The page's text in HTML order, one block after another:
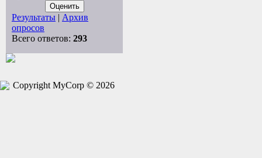
Результаты | Архив
опросов
Всего ответов: 293
Copyright MyCorp © 2026